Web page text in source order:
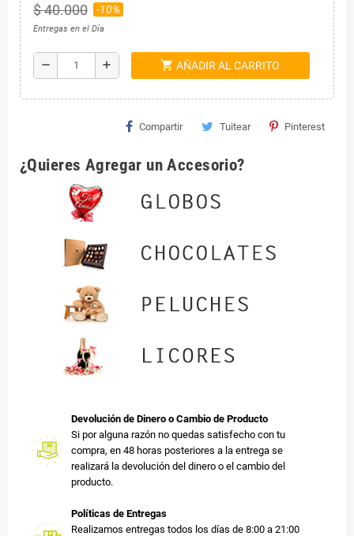
$ 40.000 -10%
Entregas en el Día
remove add shopping_cart AÑADIR AL CARRITO
Compartir Tuitear Pinterest
¿Quieres Agregar un Accesorio?
Devolución de Dinero o Cambio de Producto
Si por alguna razón no quedas satisfecho con tu
compra, en 48 horas posteriores a la entrega se
realizará la devolución del dinero o el cambio del
producto.
Políticas de Entregas
Realizamos entregas todos los días de 8:00 a 21:00